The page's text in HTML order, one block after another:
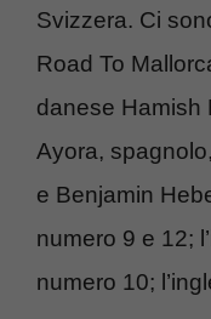
Svizzera. Ci
Road To
danese Hamish
Ayora,
e Benjamin
numero 9 e 12;
numero 10;